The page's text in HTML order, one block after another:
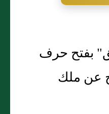
بفتح حرف
عن ملك